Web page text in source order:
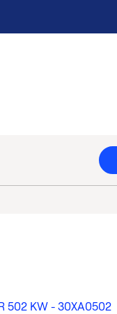
502 KW - 30XA0502